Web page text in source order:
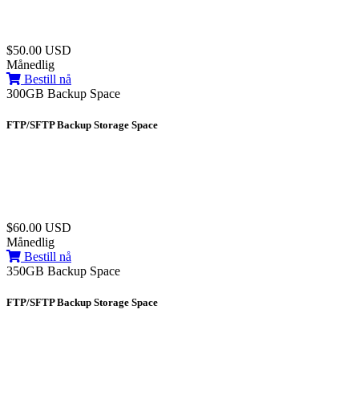
$50.00 USD
Månedlig
Bestill nå
300GB Backup Space
FTP/SFTP Backup Storage Space
$60.00 USD
Månedlig
Bestill nå
350GB Backup Space
FTP/SFTP Backup Storage Space